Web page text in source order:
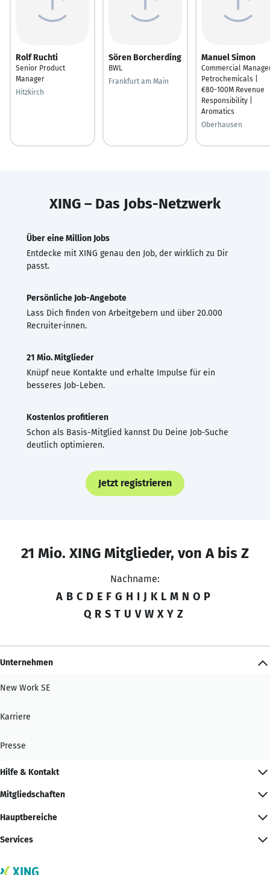
Rolf Ruchti
Senior Product
Manager
Hitzkirch
Sören Borcherding
BWL
Frankfurt am Main
Manuel Simon
Commercial
Petrochemicals |
€80-100M Revenue
Responsibility |
Aromatics
Oberhausen
XING – Das Jobs-Netzwerk
Über eine Million Jobs
Entdecke mit XING genau den Job, der wirklich zu Dir
passt.
Persönliche Job-Angebote
Lass Dich finden von Arbeitgebern und über 20.000
Recruiter·innen.
21 Mio. Mitglieder
Knüpf neue Kontakte und erhalte Impulse für ein
besseres Job-Leben.
Kostenlos profitieren
Schon als Basis-Mitglied kannst Du Deine Job-Suche
deutlich optimieren.
Jetzt registrieren
21 Mio. XING Mitglieder, von A bis Z
Nachname:
A B C D E F G H I J K L M N O P
Q R S T U V W X Y Z
Unternehmen
New Work SE
Karriere
Presse
Hilfe & Kontakt
Mitgliedschaften
Hauptbereiche
Services